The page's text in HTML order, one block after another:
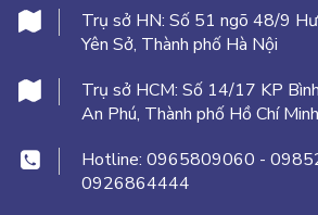
Trụ sở HN: Số 51 ngõ 48/9
Yên Sở, Thành phố Hà Nội
Trụ sở HCM: Số 14/17 KP
An Phú, Thành phố Hồ Chí Minh
Hotline: 0965809060 -
0926864444